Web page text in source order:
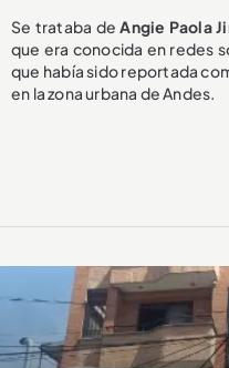
Se trataba deAngie Paola
que era conocida en redes
que había sido reportada
en la zona urbana de Andes.